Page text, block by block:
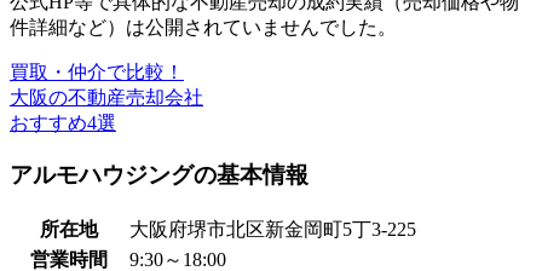
件詳細など）は公開されていませんでした。
買取・仲介で比較！
大阪の不動産売却会社
おすすめ4選
アルモハウジングの基本情報
所在地
大阪府堺市北区新金岡町5丁3-225
営業時間
9:30～18:00